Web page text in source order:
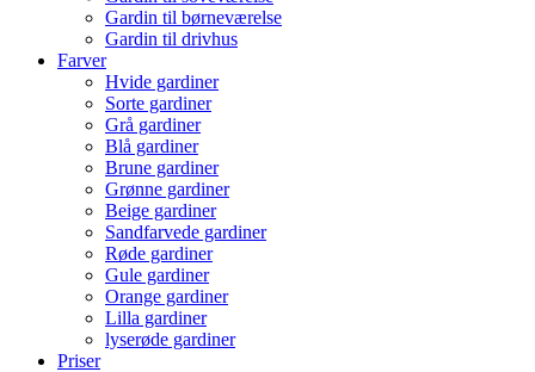
Gardin til børneværelse
Gardin til drivhus
Farver
Hvide gardiner
Sorte gardiner
Grå gardiner
Blå gardiner
Brune gardiner
Grønne gardiner
Beige gardiner
Sandfarvede gardiner
Røde gardiner
Gule gardiner
Orange gardiner
Lilla gardiner
lyserøde gardiner
Priser